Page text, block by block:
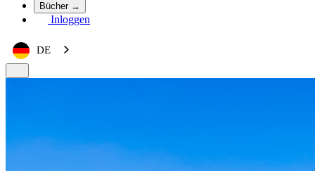
Bücher →
Inloggen
DE